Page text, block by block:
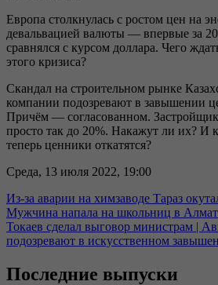
Европа столкнулась с ростом цен на
девальвацией валюты — впервые за 20
сравнялся с курсом доллара. Чего
этого кризиса?
Скандал на строительном рынке
компании подозревают в завышении
Причём — согласованном.
просто так до 20%. Накажут ли их? И
теперь ценники откатятся?
Среда, 13 июля 2022, 19:00
Из-за аварии на химзаводе Тараз
Мужчина напала на школьниц в
Токаев сделал выговор министрам |
подозревают в искусственном
Последние выпуски